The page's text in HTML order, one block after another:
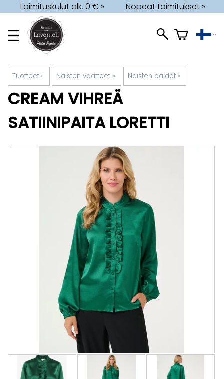
Toimituskulut alk. 0 € » Nopeat toimitukset »
Tuotteet ‪» Naisten vaatteet ‪» Naisten paidat ‪»
CREAM VIHREÄ
SATIINIPAITA LORETTI